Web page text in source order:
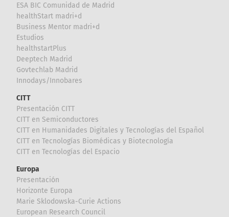
ESA BIC Comunidad de Madrid
healthStart madri+d
Business Mentor madri+d
Estudios
healthstartPlus
Deeptech Madrid
Govtechlab Madrid
Innodays/Innobares
CITT
Presentación CITT
CITT en Semiconductores
CITT en Humanidades Digitales y Tecnologías del Español
CITT en Tecnologías Biomédicas y Biotecnología
CITT en Tecnologías del Espacio
Europa
Presentación
Horizonte Europa
Marie Sklodowska-Curie Actions
European Research Council